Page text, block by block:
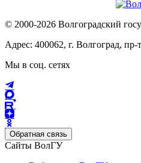
© 2000-2026 Волгоградский
Адрес: 400062, г. Волгоград,
Мы в соц. сетях
Обратная связь
Сайты ВолГУ